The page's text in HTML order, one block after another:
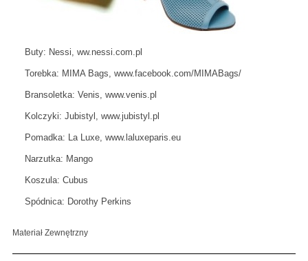
Buty: Nessi, ww.nessi.com.pl
Torebka: MIMA Bags, www.facebook.com/MIMABags/
Bransoletka: Venis, www.venis.pl
Kolczyki: Jubistyl, www.jubistyl.pl
Pomadka: La Luxe, www.laluxeparis.eu
Narzutka: Mango
Koszula: Cubus
Spódnica: Dorothy Perkins
Materiał Zewnętrzny